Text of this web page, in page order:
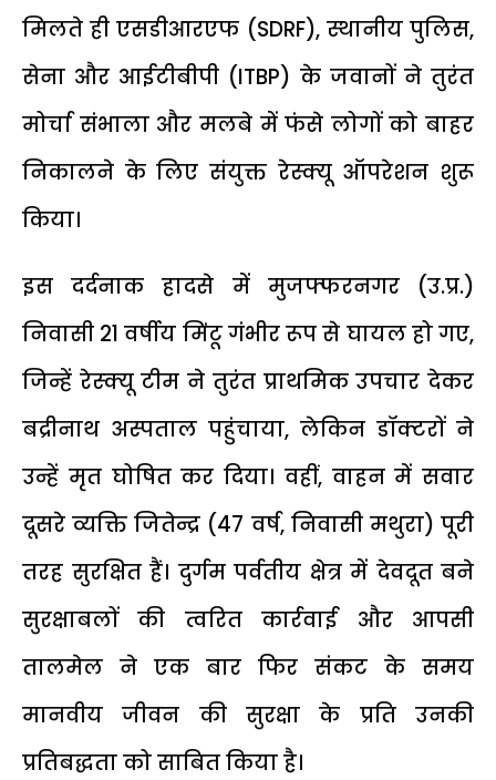
मिलते ही एसडीआरएफ (SDRF), स्थानीय पुलिस,
सेना और आईटीबीपी (ITBP) के जवानों ने तुरंत
मोर्चा संभाला और मलबे में फंसे लोगों को बाहर
निकालने के लिए संयुक्त रेस्क्यू ऑपरेशन शुरू
किया।
​इस दर्दनाक हादसे में मुजफ्फरनगर (उ.प्र.)
निवासी 21 वर्षीय मिंटू गंभीर रूप से घायल हो गए,
जिन्हें रेस्क्यू टीम ने तुरंत प्राथमिक उपचार देकर
बद्रीनाथ अस्पताल पहुंचाया, लेकिन डॉक्टरों ने
उन्हें मृत घोषित कर दिया। वहीं, वाहन में सवार
दूसरे व्यक्ति जितेन्द्र (47 वर्ष, निवासी मथुरा) पूरी
तरह सुरक्षित हैं। दुर्गम पर्वतीय क्षेत्र में देवदूत बने
सुरक्षाबलों की त्वरित कार्रवाई और आपसी
तालमेल ने एक बार फिर संकट के समय
मानवीय जीवन की सुरक्षा के प्रति उनकी
प्रतिबद्धता को साबित किया है।